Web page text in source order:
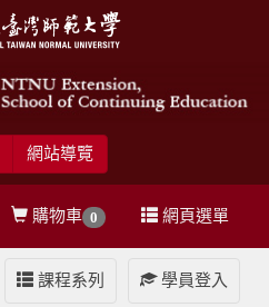
網站導覽
網頁選單
購物車 0
學員登入
課程系列